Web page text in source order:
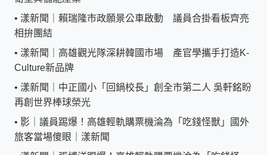
• 漾新聞｜賴瑞隆市政願景公車啟動 議員合掛看板齊亮
相拚團結
• 漾新聞｜高雄觀光隊深耕韓國市場 產官學攜手打造K-
Culture新品牌
• 漾新聞｜中正國小「回鍋校長」創全市第二人 吳軒銘盼
再創世界棒球榮光
• 影｜議員踢爆！高雄輕軌購票機淪為「吃錢怪獸」國外
旅客當場傻眼｜漾新聞